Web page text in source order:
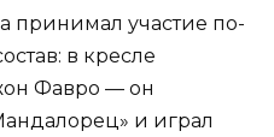
принимал участие по-
в кресле
Фавро — он
и играл